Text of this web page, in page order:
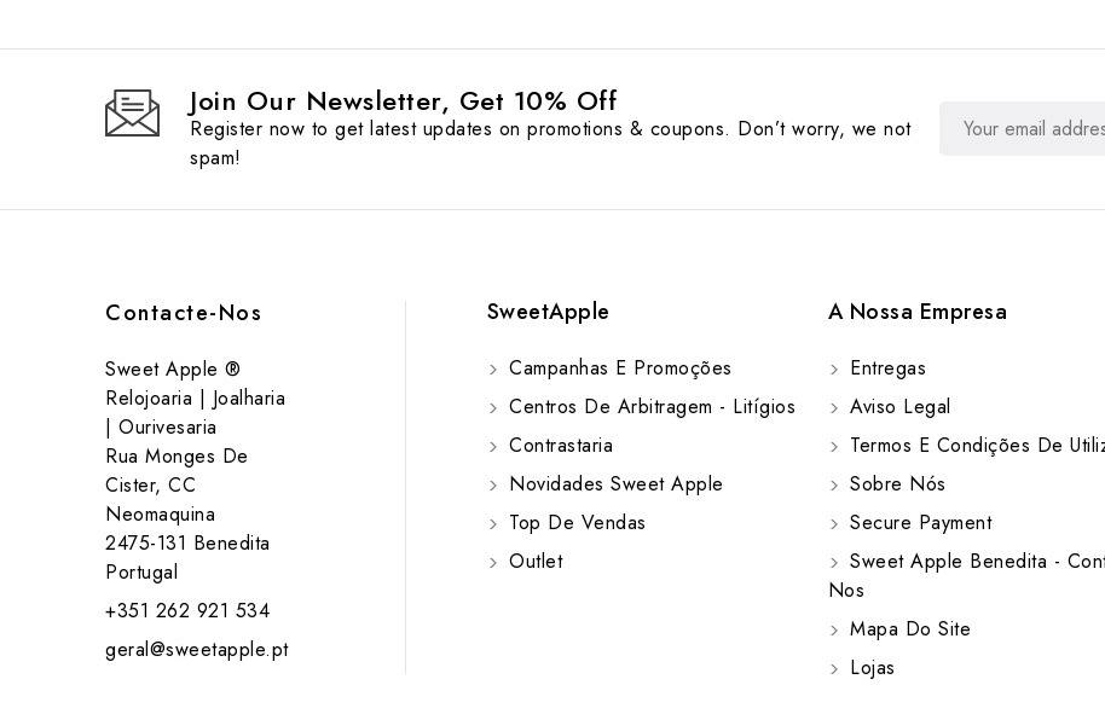
Join Our Newsletter, Get 10% Off
Register now to get latest updates on promotions & coupons. Don’t worry, we not
spam!
Contacte-Nos
Sweet Apple ®
Relojoaria | Joalharia
| Ourivesaria
Rua Monges De
Cister, CC
Neomaquina
2475-131 Benedita
Portugal
+351 262 921 534
geral@sweetapple.pt
SweetApple
Campanhas E Promoções
Centros De Arbitragem - Litígios
Contrastaria
Novidades Sweet Apple
Top De Vendas
Outlet
A Nossa Empresa
Entregas
Aviso Legal
Termos E Condições De
Sobre Nós
Secure Payment
Sweet Apple Benedita -
Nos
Mapa Do Site
Lojas